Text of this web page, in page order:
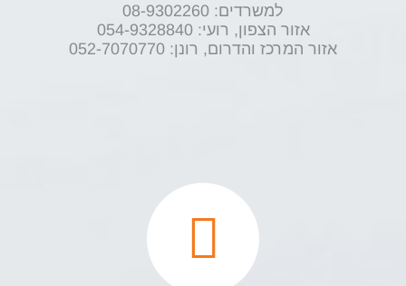
למשרדים: 08-9302260
אזור הצפון, רועי: ‭054-9328840‬
אזור המרכז והדרום, רונן: ‭052-7070770